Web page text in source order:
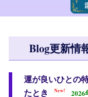
Blog更新情
運が良いひとの
たとき
New! 2026